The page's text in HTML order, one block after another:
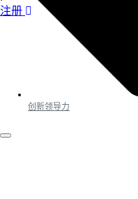
注册
创新领导力